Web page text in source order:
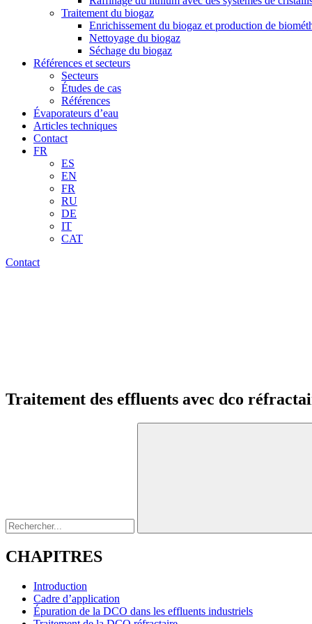
Traitement du biogaz
Enrichissement du biogaz et production de
Nettoyage du biogaz
Séchage du biogaz
Références et secteurs
Secteurs
Études de cas
Références
Évaporateurs d’eau
Articles techniques
Contact
FR
ES
EN
FR
RU
DE
IT
CAT
Contact
Traitement des effluents avec dco
CHAPITRES
Introduction
Cadre d’application
Épuration de la DCO dans les effluents industriels